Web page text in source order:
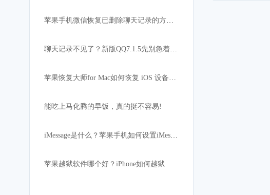
苹果手机微信恢复已删除聊天记录的方法—苹果恢复大师
聊天记录不见了？新版QQ7.1.5先别急着升级！
苹果恢复大师for Mac如何恢复 iOS 设备上的通讯录
能吃上马化腾的早饭，真的挺不容易!
iMessage是什么？苹果手机如何设置iMessage
苹果越狱软件哪个好？iPhone如何越狱